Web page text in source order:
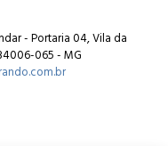
- Portaria 04, Vila da
065 - MG